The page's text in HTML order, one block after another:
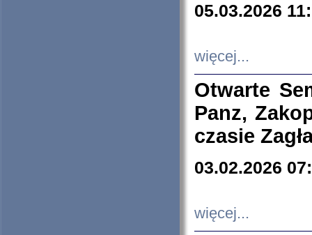
05.03.2026
więcej...
Otwarte
Panz,
czasie
03.02.2026
więcej...